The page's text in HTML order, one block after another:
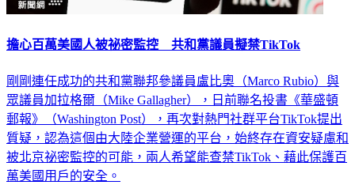
擔心百萬美國人被祕密監控 共和黨議員擬禁TikTok
剛剛連任成功的共和黨聯邦參議員盧比奧（Marco Rubio）與
眾議員加拉格爾（Mike Gallagher），日前聯名投書《華盛頓
郵報》（Washington Post），再次對熱門社群平台TikTok提出
質疑，認為這個由大陸企業營運的平台，始終存在資安疑慮和
被北京祕密監控的可能，兩人希望能查禁TikTok、藉此保護百
萬美國用戶的安全。